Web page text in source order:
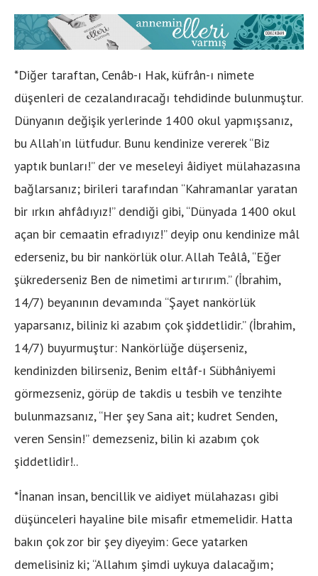
*Diğer taraftan, Cenâb-ı Hak, küfrân-ı nimete
düşenleri de cezalandıracağı tehdidinde bulunmuştur.
Dünyanın değişik yerlerinde 1400 okul yapmışsanız,
bu Allah’ın lütfudur. Bunu kendinize vererek “Biz
yaptık bunları!” der ve meseleyi âidiyet mülahazasına
bağlarsanız; birileri tarafından “Kahramanlar yaratan
bir ırkın ahfâdıyız!” dendiği gibi, “Dünyada 1400 okul
açan bir cemaatin efradıyız!” deyip onu kendinize mâl
ederseniz, bu bir nankörlük olur. Allah Teâlâ, “Eğer
şükrederseniz Ben de nimetimi artırırım.” (İbrahim,
14/7) beyanının devamında “Şayet nankörlük
yaparsanız, biliniz ki azabım çok şiddetlidir.” (İbrahim,
14/7) buyurmuştur: Nankörlüğe düşerseniz,
kendinizden bilirseniz, Benim eltâf-ı Sübhâniyemi
görmezseniz, görüp de takdis u tesbih ve tenzihte
bulunmazsanız, “Her şey Sana ait; kudret Senden,
veren Sensin!” demezseniz, bilin ki azabım çok
şiddetlidir!..
*İnanan insan, bencillik ve aidiyet mülahazası gibi
düşünceleri hayaline bile misafir etmemelidir. Hatta
bakın çok zor bir şey diyeyim: Gece yatarken
demelisiniz ki; “Allahım şimdi uykuya dalacağım;